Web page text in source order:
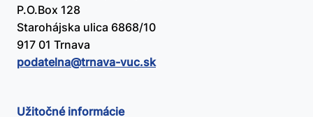
P.O.Box 128
Starohájska ulica 6868/10
917 01 Trnava
podatelna@​trnava-vuc.sk
Užitočné informácie